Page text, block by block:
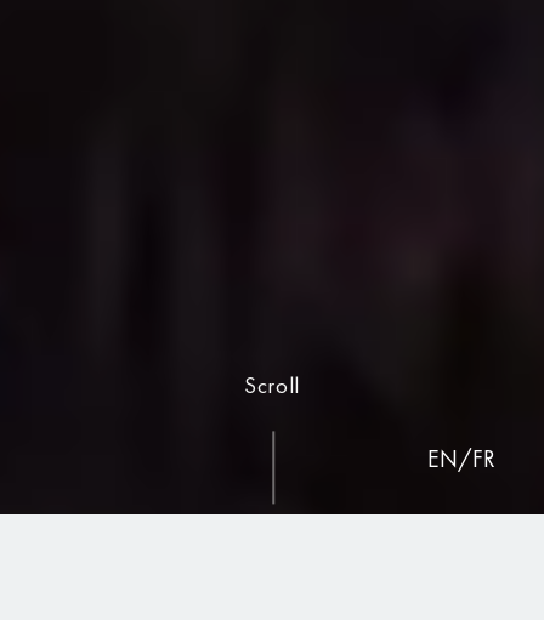
Scroll
EN/FR